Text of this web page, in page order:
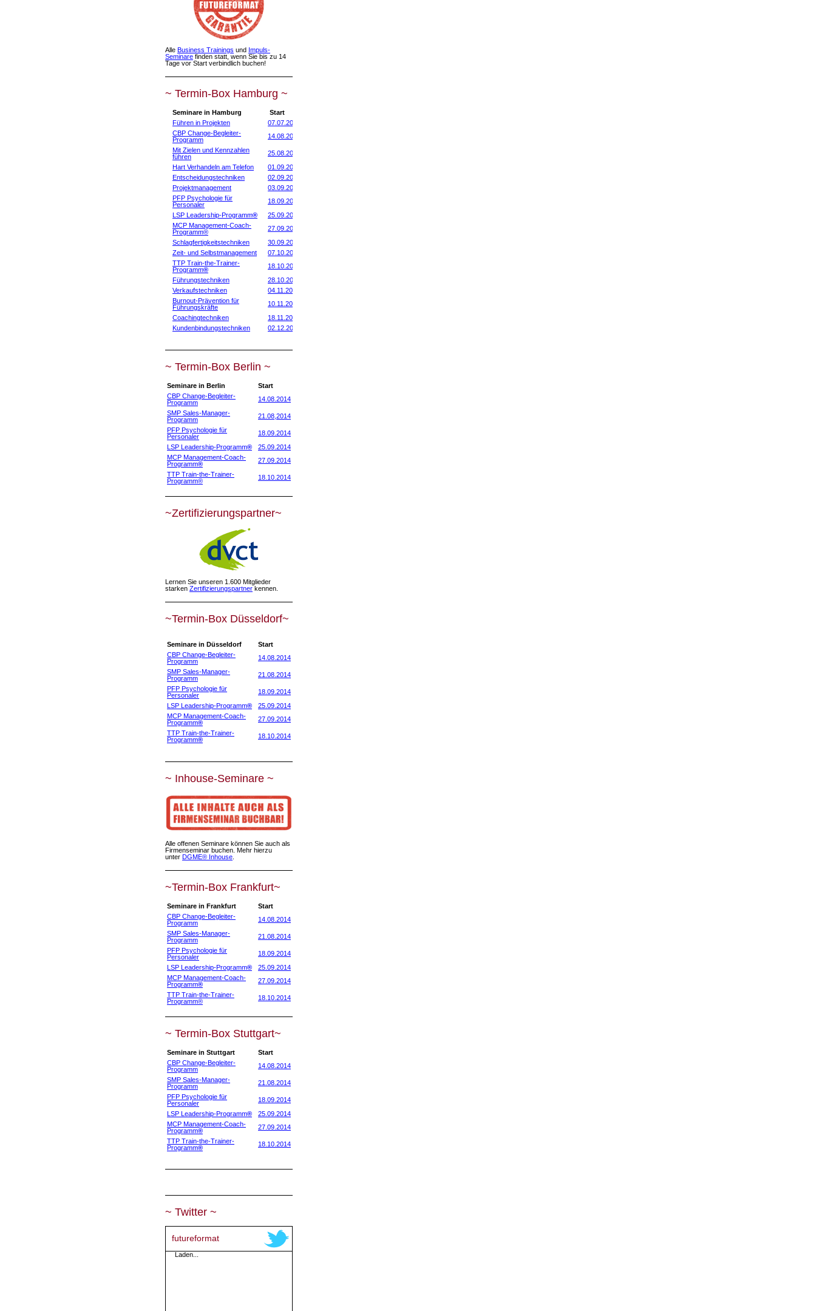
Alle Business Trainings und Impuls-
Seminare finden statt, wenn Sie bis zu 14
Tage vor Start verbindlich buchen!
~ Termin-Box Hamburg ~
Seminare in Hamburg
Start
Führen in Projekten
07.07.2014
CBP Change-Begleiter-
Programm
14.08.2014
Mit Zielen und Kennzahlen
führen
25.08.2014
Hart Verhandeln am Telefon
01.09.2014
Entscheidungstechniken
02.09.2014
Projektmanagement
03.09.2014
PFP Psychologie für
Personaler
18.09.2014
LSP Leadership-Programm®
25.09.2014
MCP Management-Coach-
Programm®
27.09.2014
Schlagfertigkeitstechniken
30 .09.2014
Zeit- und Selbstmanagement
07.10.2014
TTP Train-the-Trainer-
Programm®
18.10.2014
Führungstechniken
28.10.2014
Verkaufstechniken
04.11.2014
Burnout-Prävention für
Führungskräfte
10.11.2014
Coachingtechniken
18.11.2014
Kundenbindungstechniken
02.12.2014
~ Termin-Box Berlin ~
Seminare in Berlin
Start
CBP Change-Begleiter-
Programm
14.08.2014
SMP Sales-Manager-
Programm
21.08,2014
PFP Psychologie für
Personaler
18.09.2014
LSP Leadership-Programm®
25.09.2014
MCP Management-Coach-
Programm®
27.09.2014
TTP Train-the-Trainer-
Programm® 18.10.2014
~Zertifizierungspartner~
Lernen Sie unseren 1.600 Mitglieder
starken Zertifizierungspartner kennen.
~Termin-Box Düsseldorf~
Seminare in Düsseldorf
Start
CBP Change-Begleiter-
Programm
14.08.2014
SMP Sales-Manager-
Programm
21.08.2014
PFP Psychologie für
Personaler
18.09.2014
LSP Leadership-Programm®
25.09.2014
MCP Management-Coach-
Programm®
27.09.2014
TTP Train-the-Trainer-
Programm® 18.10.2014
~ Inhouse-Seminare ~
Alle offenen Seminare können Sie auch als
Firmenseminar buchen. Mehr hierzu
unter DGME® Inhouse
~Termin-Box Frankfurt~
Seminare in Frankfurt
Start
CBP Change-Begleiter-
Programm
14.08.2014
SMP Sales-Manager-
Programm
21.08.2014
PFP Psychologie für
Personaler
18.09.2014
LSP Leadership-Programm®
25.09.2014
MCP Management-Coach-
Programm®
27.09.2014
TTP Train-the-Trainer-
Programm® 18.10.2014
~ Termin-Box Stuttgart~
Seminare in Stuttgart
Start
CBP Change-Begleiter-
Programm
14.08.2014
SMP Sales-Manager-
Programm
21.08.2014
PFP Psychologie für
Personaler
18.09.2014
LSP Leadership-Programm®
25.09.2014
MCP Management-Coach-
Programm®
27.09.2014
TTP Train-the-Trainer-
Programm® 18.10.2014
~ Twitter ~
futureformat
Laden...